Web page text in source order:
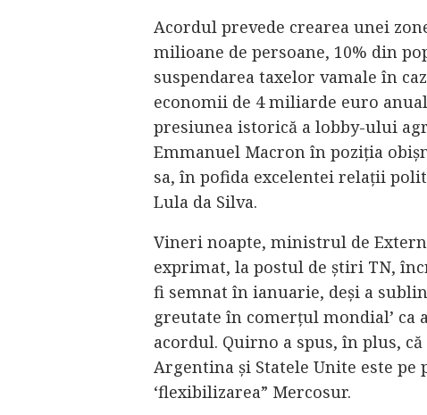
Acordul prevede crearea unei
milioane de persoane, 10% din
suspendarea taxelor vamale în
economii de 4 miliarde euro
presiunea istorică a lobby-ului
Emmanuel Macron în poziția
sa, în pofida excelentei relații
Lula da Silva.
Vineri noapte, ministrul de
exprimat, la postul de știri TN,
fi semnat în ianuarie, deși a
greutate în comerțul mondial’ ca
acordul. Quirno a spus, în plus,
Argentina și Statele Unite este pe
‘flexibilizarea” Mercosur.